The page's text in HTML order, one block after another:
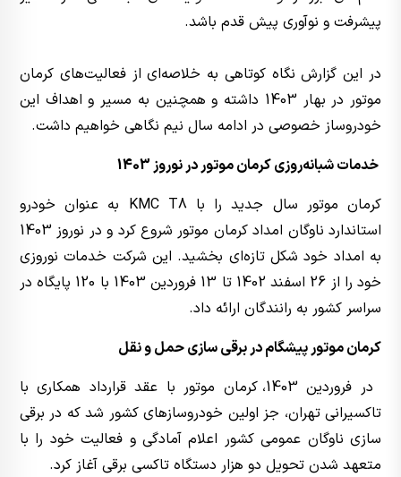
پیشرفت و نوآوری پیش قدم باشد.
در این گزارش نگاه کوتاهی به خلاصه‌ای از فعالیت‌های کرمان
موتور در بهار 1403 داشته و همچنین به مسیر و اهداف این
خودروساز خصوصی در ادامه سال نیم نگاهی خواهیم داشت.
خدمات شبانه‌روزی کرمان موتور در نوروز 1403
کرمان موتور سال جدید را با KMC T8 به عنوان خودرو
استاندارد ناوگان امداد کرمان موتور شروع کرد و در نوروز 1403
به امداد خود شکل تازه‌ای بخشید. این شرکت خدمات نوروزی
خود را از 26 اسفند 1402 تا 13 فروردین 1403 با 120 پایگاه در
سراسر کشور به رانندگان ارائه داد.
کرمان موتور پیشگام در برقی سازی حمل و نقل
در فروردین 1403، کرمان موتور با عقد قرارداد همکاری با
تاکسیرانی تهران، جز اولین خودروسازهای کشور شد که در برقی
سازی ناوگان عمومی کشور اعلام آمادگی و فعالیت خود را با
متعهد شدن تحویل دو هزار دستگاه تاکسی برقی آغاز کرد.